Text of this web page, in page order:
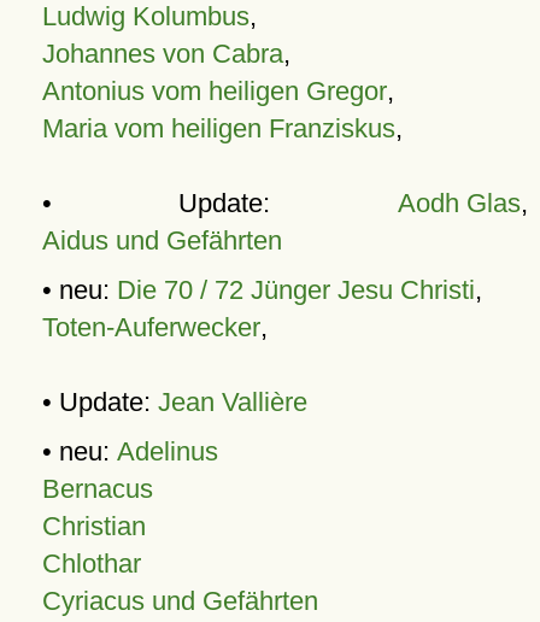
Ludwig Kolumbus,
Johannes von Cabra,
Antonius vom heiligen Gregor,
Maria vom heiligen Franziskus,
• Update: Aodh Glas,
Aidus und Gefährten
• neu: Die 70 / 72 Jünger Jesu Christi,
Toten-Auferwecker,
• Update: Jean Vallière
• neu: Adelinus
Bernacus
Christian
Chlothar
Cyriacus und Gefährten